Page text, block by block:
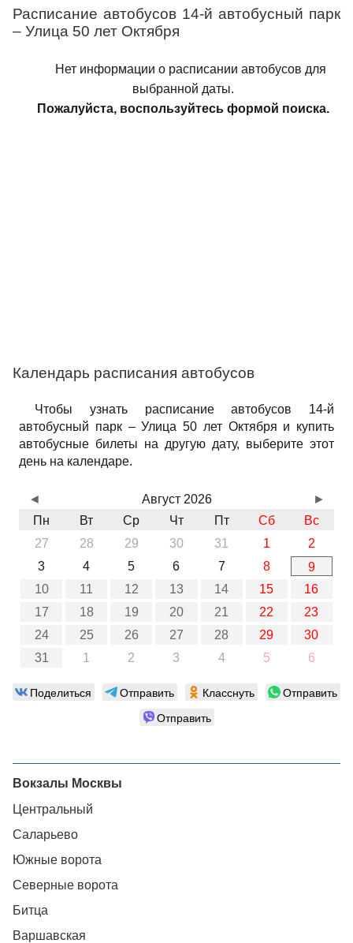
Расписание автобусов 14-й автобусный парк
– Улица 50 лет Октября
Нет информации о расписании автобусов для
выбранной даты.
Пожалуйста, воспользуйтесь формой поиска.
Календарь расписания автобусов
Чтобы узнать расписание автобусов 14-й
автобусный парк – Улица 50 лет Октября и купить
автобусные билеты на другую дату, выберите этот
день на календаре.
Август 2026
Пн
Вт Ср Чт Пт Сб
Вс
27
28 29 30 31 1
2
3
4 5 6 7 8
9
10
11 12 13 14 15
16
17
18 19 20 21 22
23
24
25 26 27 28 29
30
31
1 2 3 4 5 6
◄ ►
Поделиться Отправить Класснуть
Отправить
Отправить
Вокзалы Москвы
Центральный
Саларьево
Южные ворота
Северные ворота
Битца
Варшавская